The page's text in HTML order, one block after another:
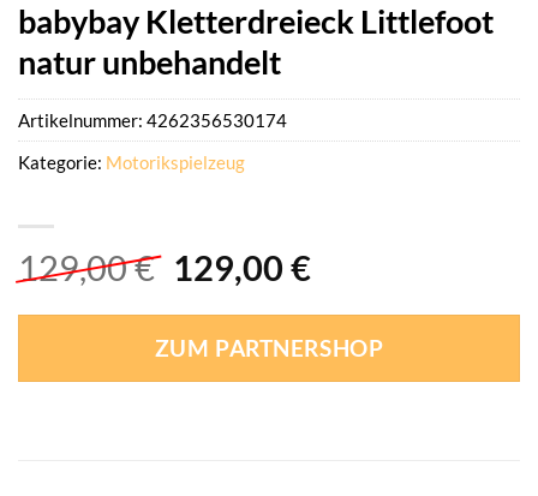
babybay Kletterdreieck Littlefoot
natur unbehandelt
129,00€ Ursprünglicher
war:
129,00 €
129,00 €Aktueller
ist:
129,00 €.
ZUM PARTNERSHOP
Artikelnummer: 4262356530174
Kategorie: Motorikspielzeug